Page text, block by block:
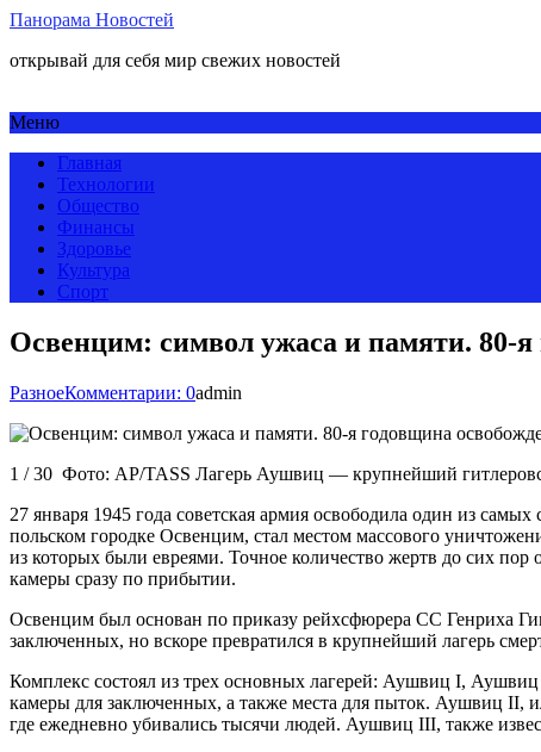
Панорама Новостей
открывай для себя мир свежих новостей
Меню
Главная
Технологии
Общество
Финансы
Здоровье
Культура
Спорт
Освенцим: символ ужаса и памяти. 80-
РазноеКомментарии: 0admin
1 / 30 Фото: AP/TASS Лагерь Аушвиц — крупнейший
27 января 1945 года советская армия освободила один из
польском городке Освенцим, стал местом массового
из которых были евреями. Точное количество жертв до сих
камеры сразу по прибытии.
Освенцим был основан по приказу рейхсфюрера СС Генриха
заключенных, но вскоре превратился в крупнейший лагерь
Комплекс состоял из трех основных лагерей: Аушвиц I,
камеры для заключенных, а также места для пыток. Аушвиц II,
где ежедневно убивались тысячи людей. Аушвиц III, также